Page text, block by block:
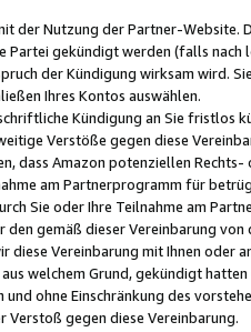
der Nutzung der Partner-Website.
gekündigt werden (falls nach
der Kündigung wirksam wird.
Ihres Kontos auswählen.
Kündigung an Sie fristlos
Verstöße gegen diese
dass Amazon potenziellen
am Partnerprogramm für
Sie oder Ihre Teilnahme am
den gemäß dieser Vereinbarung
Vereinbarung mit Ihnen oder
welchem Grund, gekündigt
ohne Einschränkung des
gegen diese Vereinbarung.